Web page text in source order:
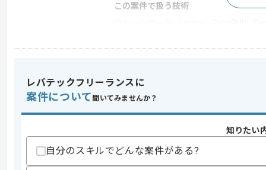
この案件で扱う技術
特徴
スキル
・PHPを使ったサーバサイド開発経験(5
・Laravelを使用した開発経験(3年以上)
レバテックフリーランスに
案件について 聞いてみませんか？
知りたい
自分のスキルでどんな案件がある?